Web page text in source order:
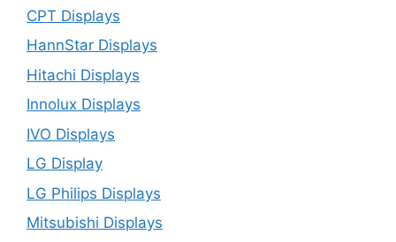
CPT Displays
HannStar Displays
Hitachi Displays
Innolux Displays
IVO Displays
LG Display
LG Philips Displays
Mitsubishi Displays